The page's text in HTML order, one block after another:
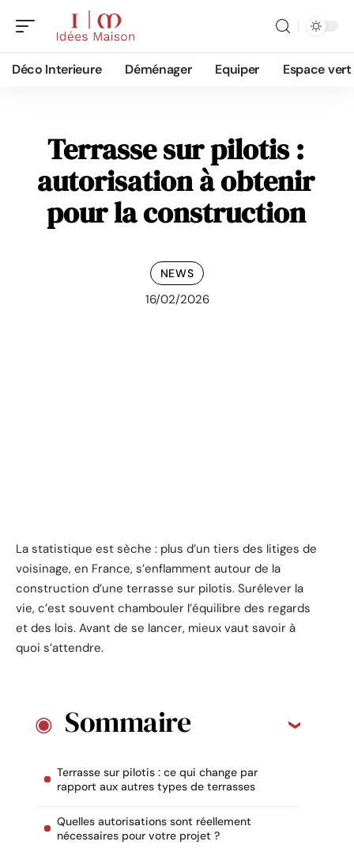
Déco Interieure Déménager Equiper Espace vert
Terrasse sur pilotis :
autorisation à obtenir
pour la construction
NEWS
16/02/2026
La statistique est sèche : plus d’un tiers des litiges de
voisinage, en France, s’enflamment autour de la
construction d’une terrasse sur pilotis. Surélever la
vie, c’est souvent chambouler l’équilibre des regards
et des lois. Avant de se lancer, mieux vaut savoir à
quoi s’attendre.
Sommaire
Terrasse sur pilotis : ce qui change par
rapport aux autres types de terrasses
Quelles autorisations sont réellement
nécessaires pour votre projet ?